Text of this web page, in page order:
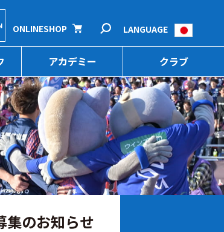
アカデミー クラブ
ONLINESHOP LANGUAGE
のお知らせ